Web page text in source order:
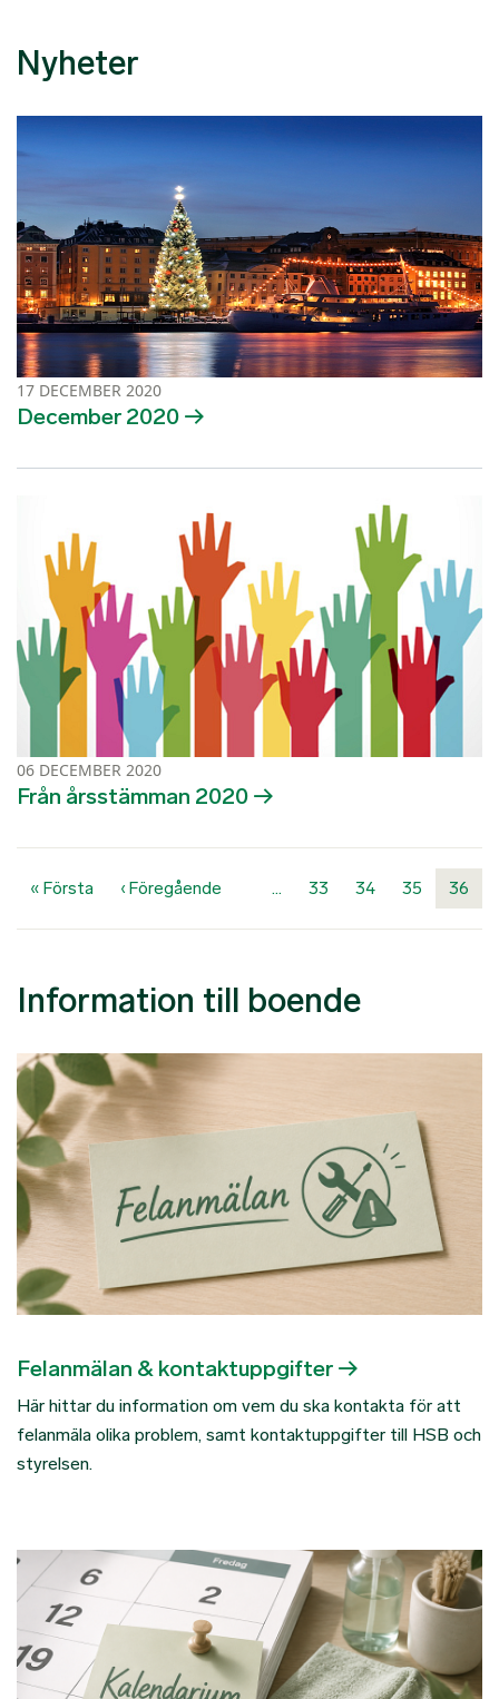
Nyheter
17 DECEMBER 2020
December 2020
06 DECEMBER 2020
Från årsstämman 2020
Paginering
« Första Första sidan
‹ Föregående Föregående sida
… 33 34 35 36
Information till boende
Felanmälan & kontaktuppgifter
Här hittar du information om vem du ska kontakta för att
felanmäla olika problem, samt kontaktuppgifter till HSB och
styrelsen.